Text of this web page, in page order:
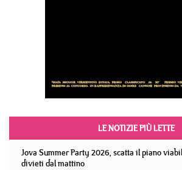
LE NOTIZIE PIÙ LETTE
Jova Summer Party 2026, scatta il piano
divieti dal mattino